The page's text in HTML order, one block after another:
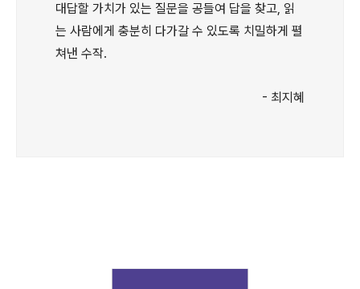
대답할 가치가 있는 질문을 공들여 답을 찾고, 읽
는 사람에게 충분히 다가갈 수 있도록 치밀하게 펼
쳐낸 수작.
- 최지혜